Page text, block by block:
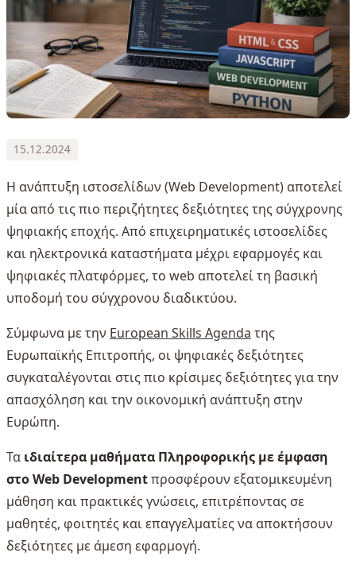
15.12.2024
Η ανάπτυξη ιστοσελίδων (Web Development) αποτελεί
μία από τις πιο περιζήτητες δεξιότητες της σύγχρονης
ψηφιακής εποχής. Από επιχειρηματικές ιστοσελίδες
και ηλεκτρονικά καταστήματα μέχρι εφαρμογές και
ψηφιακές πλατφόρμες, το web αποτελεί τη βασική
υποδομή του σύγχρονου διαδικτύου.
Σύμφωνα με την European Skills Agenda της
Ευρωπαϊκής Επιτροπής, οι ψηφιακές δεξιότητες
συγκαταλέγονται στις πιο κρίσιμες δεξιότητες για την
απασχόληση και την οικονομική ανάπτυξη στην
Ευρώπη.
Τα ιδιαίτερα μαθήματα Πληροφορικής με έμφαση
στο Web Developmentπροσφέρουν εξατομικευμένη
μάθηση και πρακτικές γνώσεις, επιτρέποντας σε
μαθητές, φοιτητές και επαγγελματίες να αποκτήσουν
δεξιότητες με άμεση εφαρμογή.